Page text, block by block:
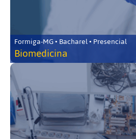
Formiga-MG • Bacharel • Presencial
Biomedicina